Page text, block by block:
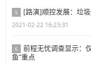
5 [路演]顺控发展：垃
2021-02-22 16:23:31
6
前程无忧调查显示：
鱼”重点